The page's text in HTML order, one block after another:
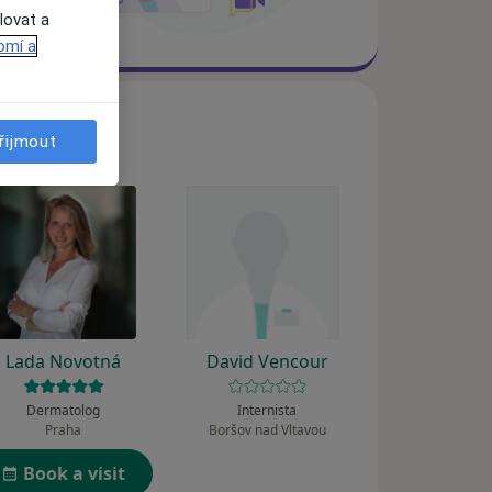
Lada Novotná
Dermatolog
Praha
Book a visit
David Vencour
Internista
Boršov nad Vltavou
a
a